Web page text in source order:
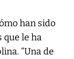
han sido
que le ha
“Una de